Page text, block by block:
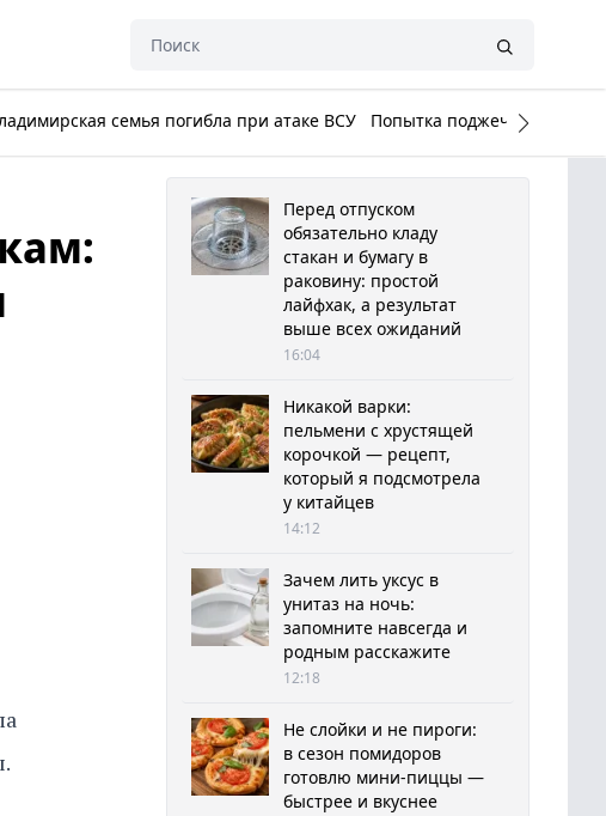
семья погибла при атаке ВСУ Попытка поджечь Белый
Перед отпуском
обязательно кладу
стакан и бумагу в
раковину: простой
лайфхак, а результат
выше всех ожиданий
16:04
Никакой варки:
пельмени с хрустящей
корочкой — рецепт,
который я подсмотрела
у китайцев
14:12
Зачем лить уксус в
унитаз на ночь:
запомните навсегда и
родным расскажите
12:18
Не слойки и не пироги:
в сезон помидоров
готовлю мини-пиццы —
быстрее и вкуснее